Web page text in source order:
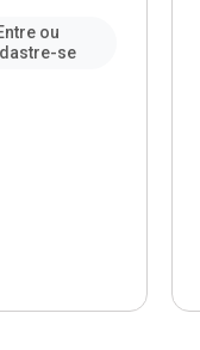
ou
se